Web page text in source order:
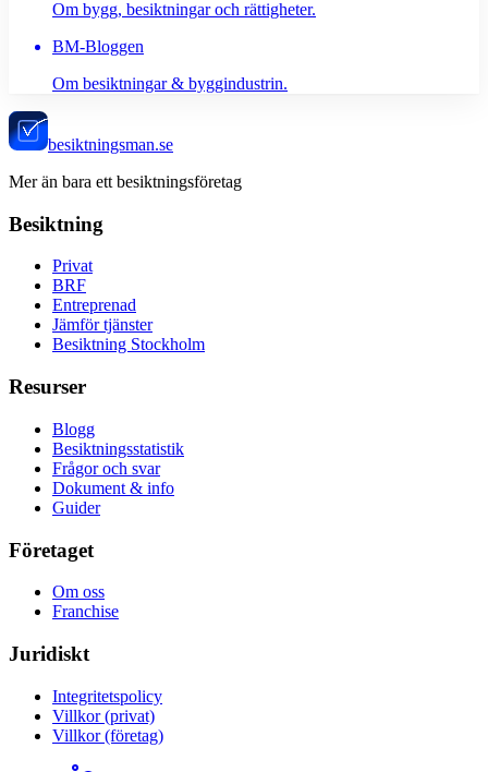
Om bygg, besiktningar och rättigheter.
BM-Bloggen
Om besiktningar & byggindustrin.
besiktningsman.se
Mer än bara ett besiktningsföretag
Besiktning
Privat
BRF
Entreprenad
Jämför tjänster
Besiktning Stockholm
Resurser
Blogg
Besiktningsstatistik
Frågor och svar
Dokument & info
Guider
Företaget
Om oss
Franchise
Juridiskt
Integritetspolicy
Villkor (privat)
Villkor (företag)